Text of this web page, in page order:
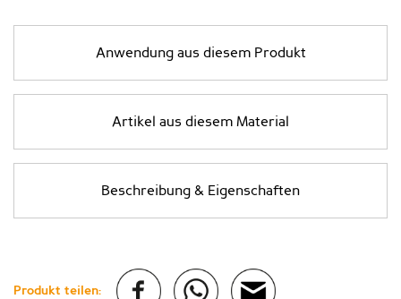
Anwendung aus diesem Produkt
Artikel aus diesem Material
Beschreibung & Eigenschaften
Produkt teilen: